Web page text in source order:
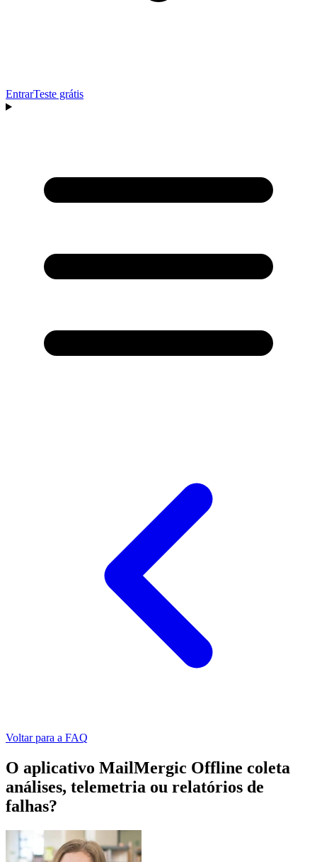
EntrarTeste grátis
Voltar para a FAQ
O aplicativo MailMergic Offline coleta
análises, telemetria ou relatórios de
falhas?